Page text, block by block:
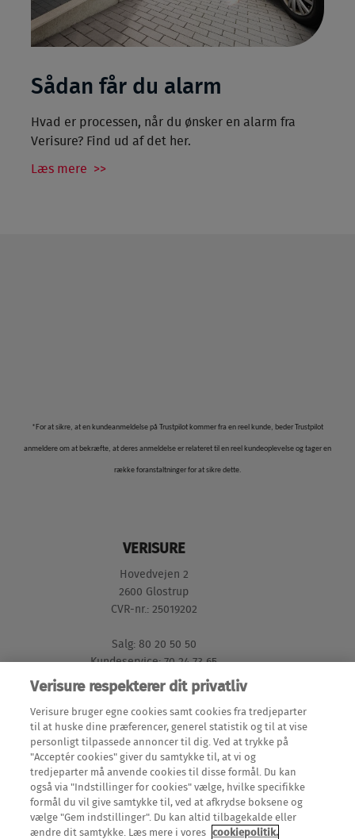
Sådan får du alarm
Hvad er processen, når du ønsker en alarm fra
Verisure? Find ud af det her.
Læs mere >>
*For at sikre, at en kundeanmeldelse på Trustpilot kommer fra en reel kunde, beder Trustpilot
anmeldere om at bekræfte, at deres anmeldelse er relateret til en reel kundeoplevelse og tager en
række foranstaltninger for at sikre dette.
VERISURE
Hovedvejen 2
2600 Glostrup
CVR-nr.: 25019202
Salg: 80 20 50 50
Kundeservice: 70 24 73 65
GENVEJE
Mine Sider (login)
Meld en flytning
Teknisk dokumentation
LÆS MERE
Alarmer
Alarmsystemer
OM OS
Verisure respekterer dit privatliv
Verisure bruger egne cookies samt cookies fra tredjeparter
til at huske dine præferencer, generel statistik og til at vise
personligt tilpassede annoncer til dig. Ved at trykke på
"Acceptér cookies" giver du samtykke til, at vi og
tredjeparter må anvende cookies til disse formål. Du kan
også via "Indstillinger for cookies" vælge, hvilke specifikke
formål du vil give samtykke til, ved at afkrydse boksene og
vælge "Gem indstillinger". Du kan altid tilbagekalde eller
ændre dit samtykke. Læs mere i vores
cookiepolitik.